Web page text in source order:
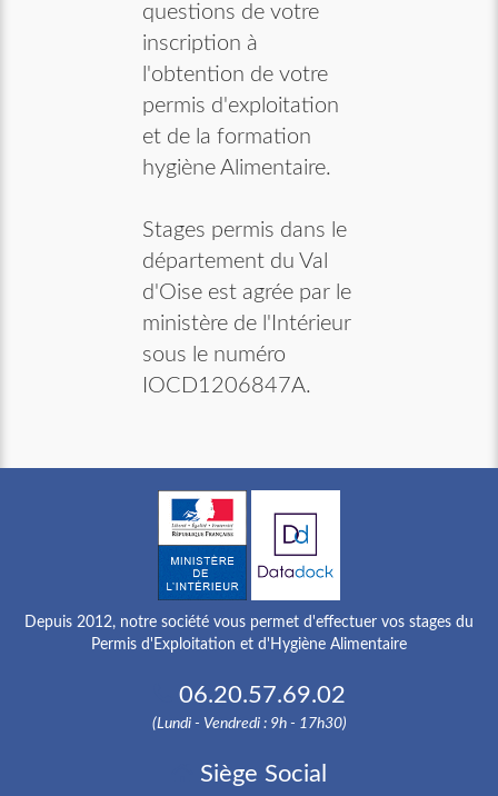
questions de votre
inscription à
l'obtention de votre
permis d'exploitation
et de la formation
hygiène Alimentaire.
Stages permis dans le
département du Val
d'Oise est agrée par le
ministère de l'Intérieur
sous le numéro
IOCD1206847A.
Depuis 2012, notre société vous permet d'effectuer vos stages du
Permis d'Exploitation et d'Hygiène Alimentaire
06.20.57.69.02
(Lundi - Vendredi : 9h - 17h30)
Siège Social